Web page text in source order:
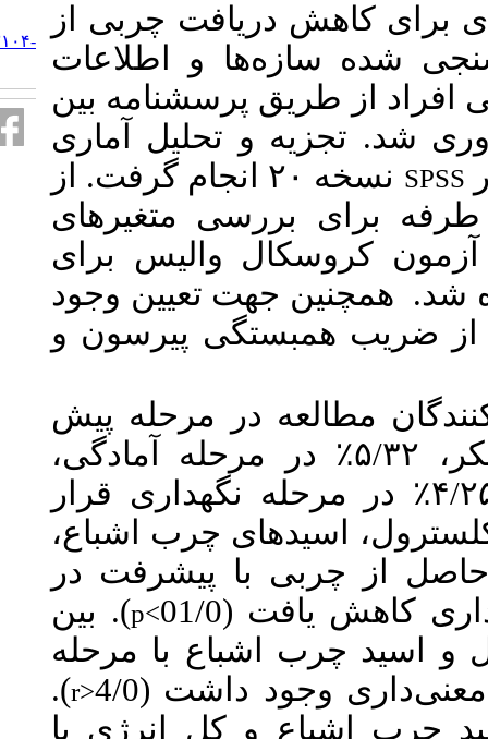
چربی از
و اطلاعات
پرسشنامه بین
تحلیل آماری
۲۰ انجام گرفت. از
متغیر‌های
والیس برای
تعیین وجود
پیرسون و
مرحله پیش
آمادگی،
قرار
چرب اشباع،
پیشرفت در
0
p<). بین
با مرحله
(4/0
r>
).
کل انرژی با
http://nsft.sbmu.ac.ir/article-۱-۳۱۰۴-
fa.html